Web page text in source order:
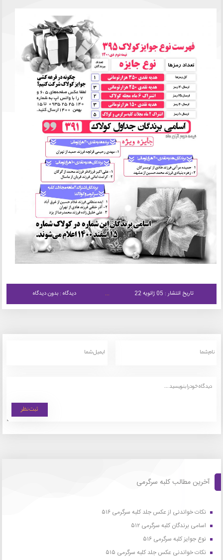
تاریخ انتشار : 05 ژانویه 22 دیدگاه : بدون دیدگاه
آخرین مطالب کلبه سرگرمی
نکات خواندنی از عکس جلد کلبه سرگرمی ۵۱۶
اسامی برندگان کلبه سرگرمی ۵۱۲
نوع جوایز کلبه سرگرمی ۵۱۶
نکات خواندنی عکس جلد کلبه سرگرمی ۵۱۵